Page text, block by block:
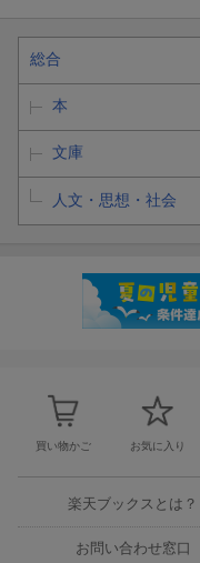
総合
本
文庫
人文・思想・社会
買い物かご お気に入り
楽天ブックスとは？
お問い合わせ窓口